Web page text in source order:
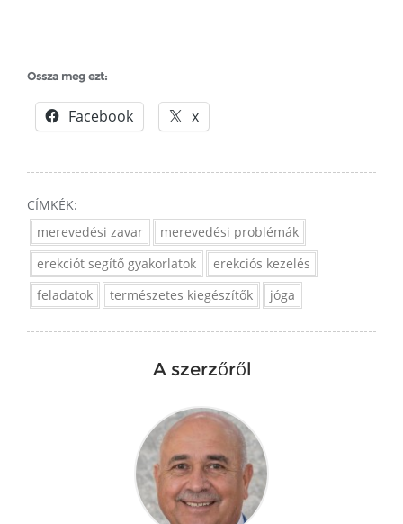
Ossza meg ezt:
Facebook x
CÍMKÉK:
merevedési zavar
merevedési problémák
erekciót segítő gyakorlatok
erekciós kezelés
feladatok
természetes kiegészítők jóga
A szerzőről